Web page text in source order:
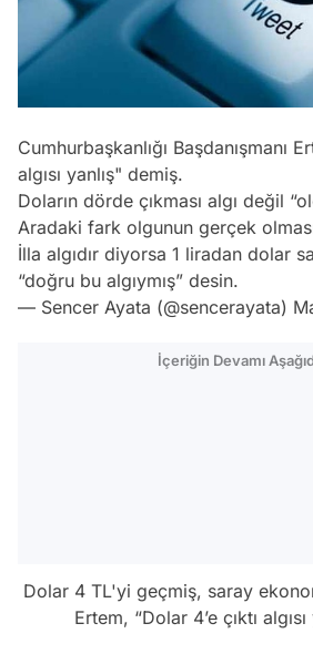
Cumhurbaşkanlığı Başdanışmanı
algısı yanlış" demiş.
Doların dörde çıkması algı değil
Aradaki fark olgunun gerçek
İlla algıdır diyorsa 1 liradan dolar
“doğru bu algıymış” desin.
— Sencer Ayata (@sencerayata)
İçeriğin Devamı
Dolar 4 TL'yi geçmiş, saray
Ertem, “Dolar 4’e çıktı